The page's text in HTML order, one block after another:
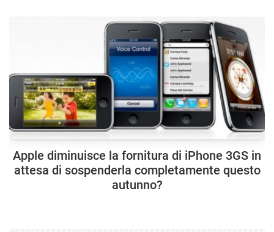
Apple diminuisce la fornitura di iPhone 3GS in
attesa di sospenderla completamente questo
autunno?